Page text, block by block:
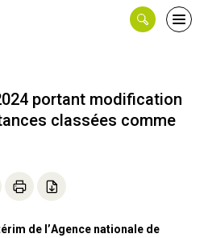
portant modification
classées comme
de l’Agence nationale de